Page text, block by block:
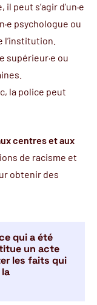
peut s’agir d’un·e
psychologue ou
l’institution.
supérieur·e ou
la police peut
centres et aux
de racisme et
obtenir des
qui a été
un acte
les faits qui